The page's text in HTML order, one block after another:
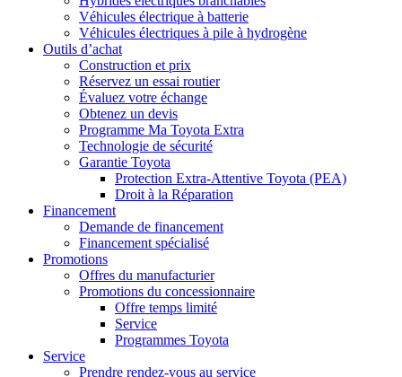
Véhicules électrique à batterie
Véhicules électriques à pile à hydrogène
Outils d’achat
Construction et prix
Réservez un essai routier
Évaluez votre échange
Obtenez un devis
Programme Ma Toyota Extra
Technologie de sécurité
Garantie Toyota
Protection Extra-Attentive Toyota (PEA)
Droit à la Réparation
Financement
Demande de financement
Financement spécialisé
Promotions
Offres du manufacturier
Promotions du concessionnaire
Offre temps limité
Service
Programmes Toyota
Service
Prendre rendez-vous au service